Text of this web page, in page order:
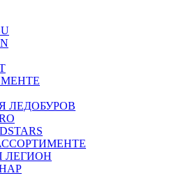
ЛЕДОБУРОВ
ЛЕГИОН